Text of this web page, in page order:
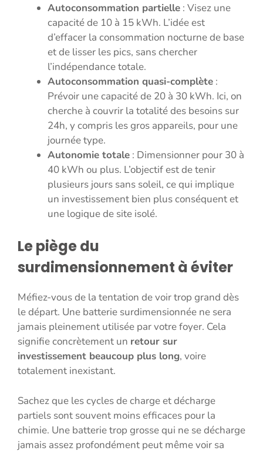
Autoconsommation partielle : Visez une
capacité de 10 à 15 kWh. L’idée est
d’effacer la consommation nocturne de base
et de lisser les pics, sans chercher
l’indépendance totale.
Autoconsommation quasi-complète :
Prévoir une capacité de 20 à 30 kWh. Ici, on
cherche à couvrir la totalité des besoins sur
24h, y compris les gros appareils, pour une
journée type.
Autonomie totale : Dimensionner pour 30 à
40 kWh ou plus. L’objectif est de tenir
plusieurs jours sans soleil, ce qui implique
un investissement bien plus conséquent et
une logique de site isolé.
Le piège du
surdimensionnement à éviter
Méfiez-vous de la tentation de voir trop grand dès
le départ. Une batterie surdimensionnée ne sera
jamais pleinement utilisée par votre foyer. Cela
signifie concrètement un retour sur
investissement beaucoup plus long, voire
totalement inexistant.
Sachez que les cycles de charge et décharge
partiels sont souvent moins efficaces pour la
chimie. Une batterie trop grosse qui ne se décharge
jamais assez profondément peut même voir sa